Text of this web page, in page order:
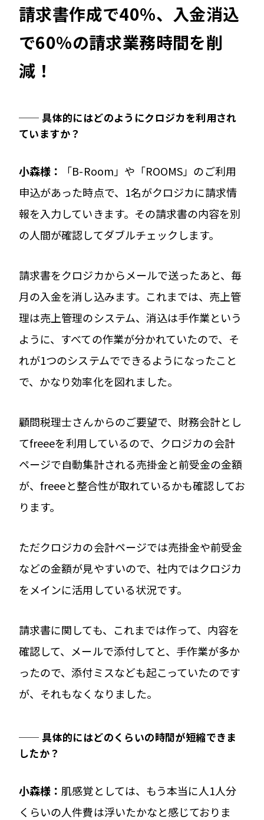
請求書作成で40%、入金消込
で60%の請求業務時間を削
減！
── 具体的にはどのようにクロジカを利用され
ていますか？
小森様：
「B-Room」や「ROOMS」のご利用
申込があった時点で、1名がクロジカに請求情
報を入力していきます。その請求書の内容を別
の人間が確認してダブルチェックします。
請求書をクロジカからメールで送ったあと、毎
月の入金を消し込みます。これまでは、売上管
理は売上管理のシステム、消込は手作業という
ように、すべての作業が分かれていたので、そ
れが1つのシステムでできるようになったこと
で、かなり効率化を図れました。
顧問税理士さんからのご要望で、財務会計とし
てfreeeを利用しているので、クロジカの会計
ページで自動集計される売掛金と前受金の金額
が、freeeと整合性が取れているかも確認してお
ります。
ただクロジカの会計ページでは売掛金や前受金
などの金額が見やすいので、社内ではクロジカ
をメインに活用している状況です。
請求書に関しても、これまでは作って、内容を
確認して、メールで添付してと、手作業が多か
ったので、添付ミスなども起こっていたのです
が、それもなくなりました。
── 具体的にはどのくらいの時間が短縮できま
したか？
小森様： 肌感覚としては、もう本当に人1人分
くらいの人件費は浮いたかなと感じておりま